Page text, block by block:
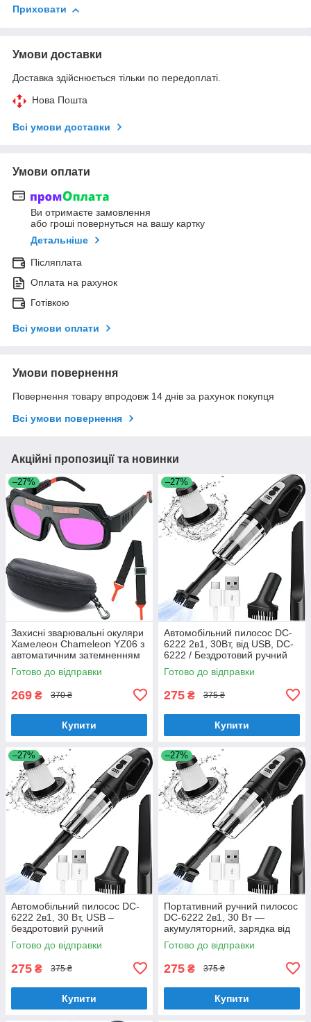
Приховати
Умови доставки
Доставка здійснюється тільки по передоплаті.
Нова Пошта
Всі умови доставки
Умови оплати
Ви отримаєте замовлення
або гроші повернуться на вашу картку
Детальніше
Післяплата
Оплата на рахунок
Готівкою
Всі умови оплати
Умови повернення
Повернення товару впродовж 14 днів за рахунок покупця
Всі умови повернення
Акційні пропозиції та новинки
–27%
Захисні зварювальні окуляри
Хамелеон Chameleon YZ06 з
автоматичним затемненням
(захист від УФ та ІЧ
променів)
Готово до відправки
269 ₴ 370 ₴
Купити
–27%
Автомобільний пилосос DC-
6222 2в1, 30Вт, від USB, DC-
6222 / Бездротовий ручний
пилосос з насадкою -
Автопилосос
Готово до відправки
275 ₴ 375 ₴
Купити
–27%
Автомобільний пилосос DC-
6222 2в1, 30 Вт, USB –
бездротовий ручний
автопилосос з насадками
Готово до відправки
275 ₴ 375 ₴
Купити
–27%
Портативний ручний пилосос
DC-6222 2в1, 30 Вт —
акумуляторний, зарядка від
USB, для дому та офісу
Готово до відправки
275 ₴ 375 ₴
Купити